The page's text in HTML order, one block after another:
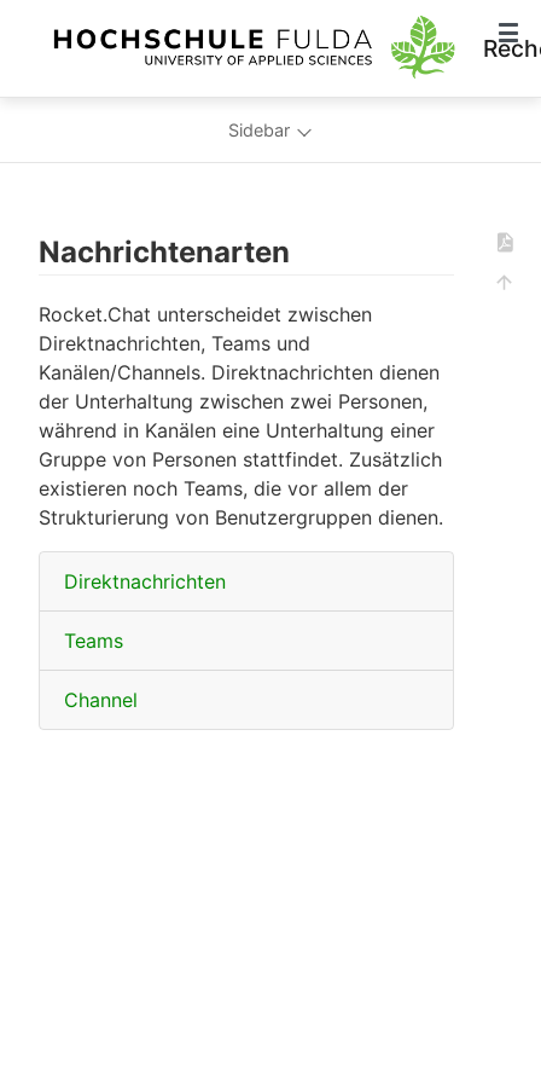
Sidebar
Nachrichtenarten
Rocket.Chat unterscheidet zwischen
Direktnachrichten, Teams und
Kanälen/Channels. Direktnachrichten dienen
der Unterhaltung zwischen zwei Personen,
während in Kanälen eine Unterhaltung einer
Gruppe von Personen stattfindet. Zusätzlich
existieren noch Teams, die vor allem der
Strukturierung von Benutzergruppen dienen.
Direktnachrichten
Teams
Channel